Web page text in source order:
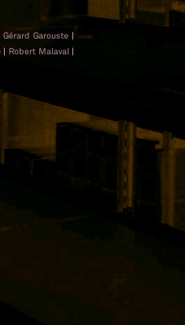
Gérard Garouste|
| Robert Malaval |